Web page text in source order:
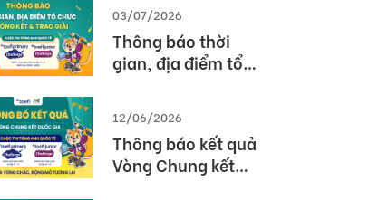
03/07/2026
Thông báo thời
gian, địa điểm tổ
TOEFL Challenge
năm học 2025 –
2026
12/06/2026
Thông báo kết quả
Vòng Chung kết